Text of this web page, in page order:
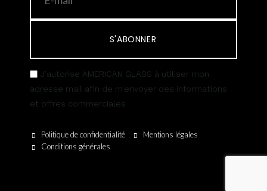
S'ABONNER
J’autorise AMERICAN GLASS à utiliser mon
adresse mail afin de m’envoyer des informations
et offres commerciales
Politique de confidentialité
Mentions légales
Conditions générales